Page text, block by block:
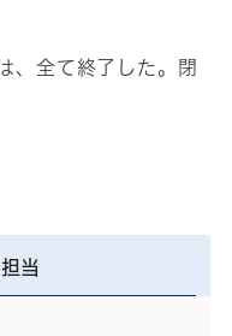
、全て終了した。閉
当